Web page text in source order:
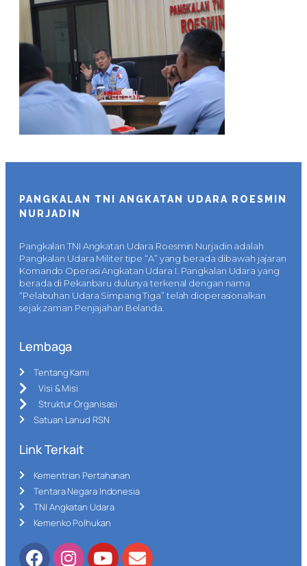
PANGKALAN TNI ANGKATAN UDARA ROESMIN
NURJADIN
Pangkalan TNI Angkatan Udara Roesmin Nurjadin adalah
Pangkalan Udara Militer tipe “A” yang berada dibawah jajaran
Komando Operasi Angkatan Udara I. Pangkalan Udara yang
berada di Pekanbaru dulunya terkenal dengan nama
“Pelabuhan Udara Simpang Tiga” telah dioperasionalkan
sejak zaman Penjajahan Belanda.
Lembaga
Tentang Kami
Visi & Misi
Struktur Organisasi
Satuan Lanud RSN
Link Terkait
Kementrian Pertahanan
Tentara Negara Indonesia
TNI Angkatan Udara
Kemenko Polhukan